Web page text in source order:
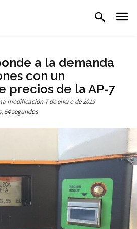
a la demanda
con un
precios de la AP-7
modificación 7 de enero de 2019
54 segundos